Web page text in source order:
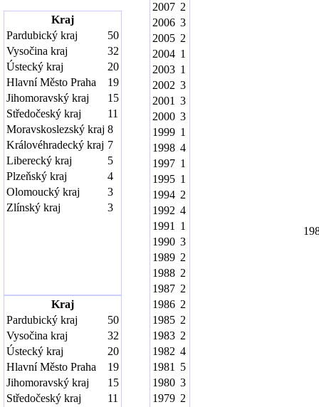
Kraj
Pardubický kraj
50
Vysočina kraj
32
Ústecký kraj
20
Hlavní Město Praha
19
Jihomoravský kraj
15
Středočeský kraj
11
Moravskoslezský kraj 8
Královéhradecký kraj 7
Liberecký kraj
5
Plzeňský kraj
4
Olomoucký kraj
3
Zlínský kraj
3
Kraj
Pardubický kraj
50
Vysočina kraj
32
Ústecký kraj
20
Hlavní Město Praha
19
Jihomoravský kraj
15
Středočeský kraj
11
2007 2
2006 3
2005 2
2004 1
2003 1
2002 3
2001 3
2000 3
1999 1
1998 4
1997 1
1995 1
1994 2
1992 4
1991
1
1990 3
1989 2
1988 2
1987 2
1986 2
1985 2
1983 2
1982 4
1981
5
1980 3
1979 2